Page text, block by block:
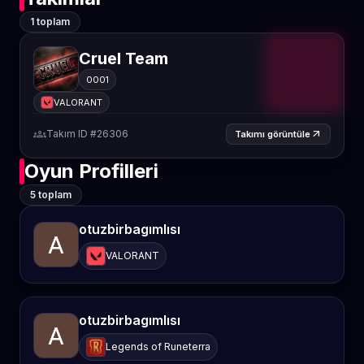
1 toplam
Cruel Team
0001
VALORANT
groupsTakım ID #26306 Takımı görüntüle arrow_outward
Oyun Profilleri
5 toplam
otuzbirbagımlısı
VALORANT
otuzbirbagımlısı
Legends of Runeterra